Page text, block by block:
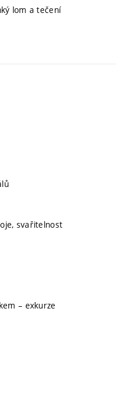
lom a tečení
svařitelnost
– exkurze